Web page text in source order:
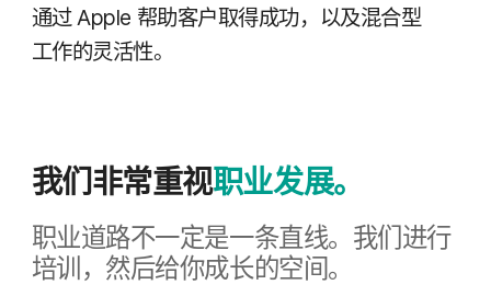
通过Apple 帮助​客户​取得​成功，​以及​混合型​
工作​的​灵活性。
我们​非常​重视职业​发展。
职业道路​不​一定​是​一​条​直线。​我们​进行​
培训，​然后​给​你​成长​的​空间。